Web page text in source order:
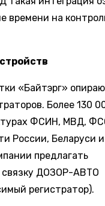
времени на
«Байтэрг»
Более 130
ФСИН, МВД,
России, Беларуси и
предлагать
связку ДОЗОР-АВТО
регистратор).